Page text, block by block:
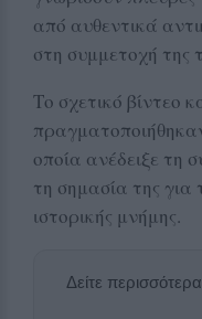
από αυθεντικά
στη συμμετοχή της
Το σχετικό βίντεο
οποία ανέδειξε τη
τη σημασία της για
ιστορικής μνήμης.
Δείτε